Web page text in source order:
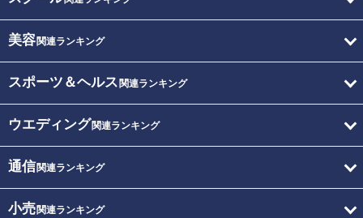
美容関連ランキング
スポーツ＆ヘルス 関連ランキング
ウエディング関連ランキング
通信関連ランキング
小売関連ランキング